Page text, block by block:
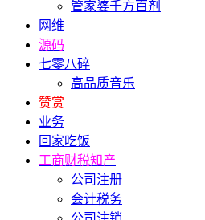
管家婆千方百剂
网维
源码
七零八碎
高品质音乐
赞赏
业务
回家吃饭
工商财税知产
公司注册
会计税务